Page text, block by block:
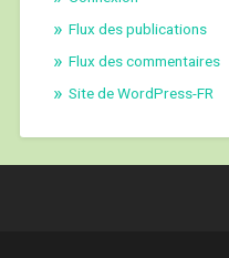
Flux des publications
Flux des commentaires
Site de WordPress-FR